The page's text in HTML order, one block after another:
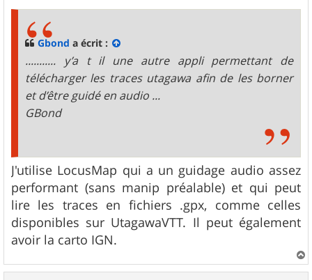
Gbond a écrit :
........... y’a t il une autre appli permettant de
télécharger les traces utagawa afin de les borner
et d’être guidé en audio ...
GBond
J'utilise LocusMap qui a un guidage audio assez
performant (sans manip préalable) et qui peut
lire les traces en fichiers .gpx, comme celles
disponibles sur UtagawaVTT. Il peut également
avoir la carto IGN.
a